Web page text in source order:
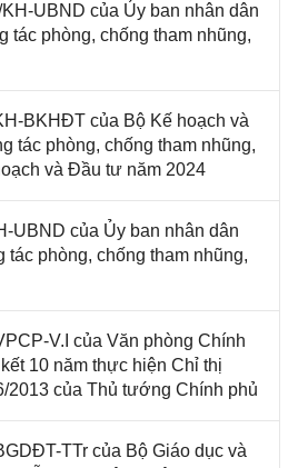
UBND của Ủy ban nhân dân
tác phòng, chống tham nhũng,
BKHĐT của Bộ Kế hoạch và
tác phòng, chống tham nhũng,
và Đầu tư năm 2024
UBND của Ủy ban nhân dân
tác phòng, chống tham nhũng,
V.I của Văn phòng Chính
10 năm thực hiện Chỉ thị
2013 của Thủ tướng Chính phủ
TTr của Bộ Giáo dục và